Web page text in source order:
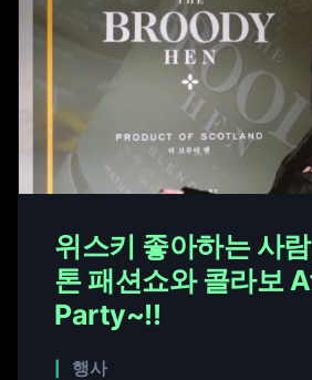
위스키 좋아하는 사람
톤 패션쇼와 콜라보
Party~!!
행사